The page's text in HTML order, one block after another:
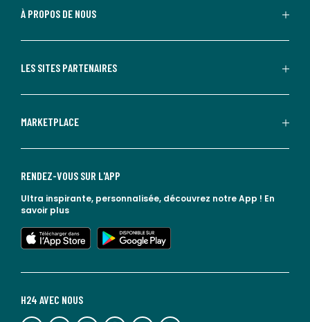
À PROPOS DE NOUS
LES SITES PARTENAIRES
MARKETPLACE
H24 AVEC NOUS
lien vers l'espace réseaux sociaux lien vers l'espace réseaux sociaux lien vers l'espace réseaux sociaux lien vers l'espace réseaux sociaux lien vers l'espace réseaux sociaux lien vers le blog la redoute
RENDEZ-VOUS SUR L'APP
Ultra inspirante, personnalisée, découvrez notre App ! En
savoir plus
lien vers l'app store
lien vers google play